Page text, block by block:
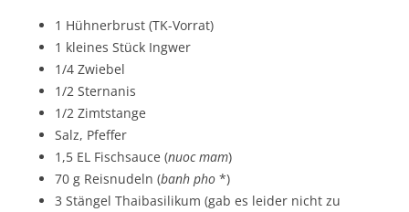
1 Hühnerbrust (TK-Vorrat)
1 kleines Stück Ingwer
1/4 Zwiebel
1/2 Sternanis
1/2 Zimtstange
Salz, Pfeffer
1,5 EL Fischsauce (nuoc mam)
70 g Reisnudeln (banh pho *)
3 Stängel Thaibasilikum (gab es leider nicht zu